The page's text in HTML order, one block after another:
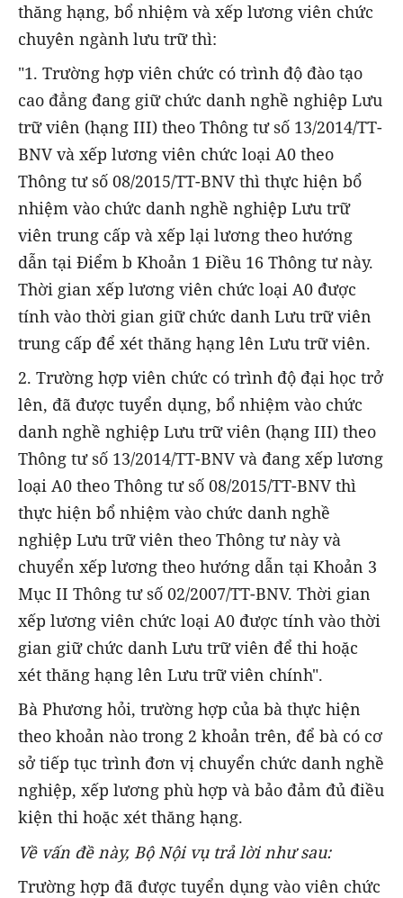
thăng hạng, bổ nhiệm và xếp lương viên chức
chuyên ngành lưu trữ thì:
"1. Trường hợp viên chức có trình độ đào tạo
cao đẳng đang giữ chức danh nghề nghiệp Lưu
trữ viên (hạng III) theo Thông tư số 13/2014/TT-
BNV và xếp lương viên chức loại A0 theo
Thông tư số 08/2015/TT-BNV thì thực hiện bổ
nhiệm vào chức danh nghề nghiệp Lưu trữ
viên trung cấp và xếp lại lương theo hướng
dẫn tại Điểm b Khoản 1 Điều 16 Thông tư này.
Thời gian xếp lương viên chức loại A0 được
tính vào thời gian giữ chức danh Lưu trữ viên
trung cấp để xét thăng hạng lên Lưu trữ viên.
2. Trường hợp viên chức có trình độ đại học trở
lên, đã được tuyển dụng, bổ nhiệm vào chức
danh nghề nghiệp Lưu trữ viên (hạng III) theo
Thông tư số 13/2014/TT-BNV và đang xếp lương
loại A0 theo Thông tư số 08/2015/TT-BNV thì
thực hiện bổ nhiệm vào chức danh nghề
nghiệp Lưu trữ viên theo Thông tư này và
chuyển xếp lương theo hướng dẫn tại Khoản 3
Mục II Thông tư số 02/2007/TT-BNV. Thời gian
xếp lương viên chức loại A0 được tính vào thời
gian giữ chức danh Lưu trữ viên để thi hoặc
xét thăng hạng lên Lưu trữ viên chính".
Bà Phương hỏi, trường hợp của bà thực hiện
theo khoản nào trong 2 khoản trên, để bà có cơ
sở tiếp tục trình đơn vị chuyển chức danh nghề
nghiệp, xếp lương phù hợp và bảo đảm đủ điều
kiện thi hoặc xét thăng hạng.
Về vấn đề này, Bộ Nội vụ trả lời như sau:
Trường hợp đã được tuyển dụng vào viên chức